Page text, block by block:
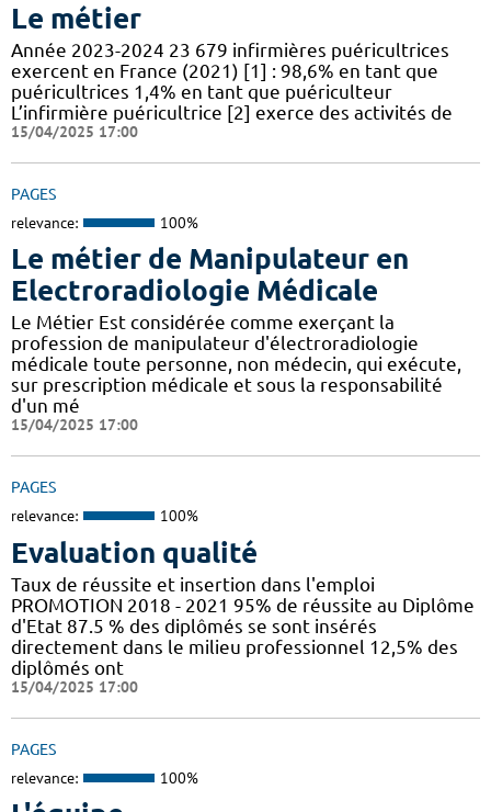
Le métier
Année 2023-2024 23 679 infirmières puéricultrices
exercent en France (2021) [1] : 98,6% en tant que
puéricultrices 1,4% en tant que puériculteur
L’infirmière puéricultrice [2] exerce des activités de
15/04/2025 17:00
PAGES
relevance: 100%
Le métier de Manipulateur en
Electroradiologie Médicale
Le Métier Est considérée comme exerçant la
profession de manipulateur d'électroradiologie
médicale toute personne, non médecin, qui exécute,
sur prescription médicale et sous la responsabilité
d'un mé
15/04/2025 17:00
PAGES
relevance: 100%
Evaluation qualité
Taux de réussite et insertion dans l'emploi
PROMOTION 2018 - 2021 95% de réussite au Diplôme
d'Etat 87.5 % des diplômés se sont insérés
directement dans le milieu professionnel 12,5% des
diplômés ont
15/04/2025 17:00
PAGES
relevance: 100%